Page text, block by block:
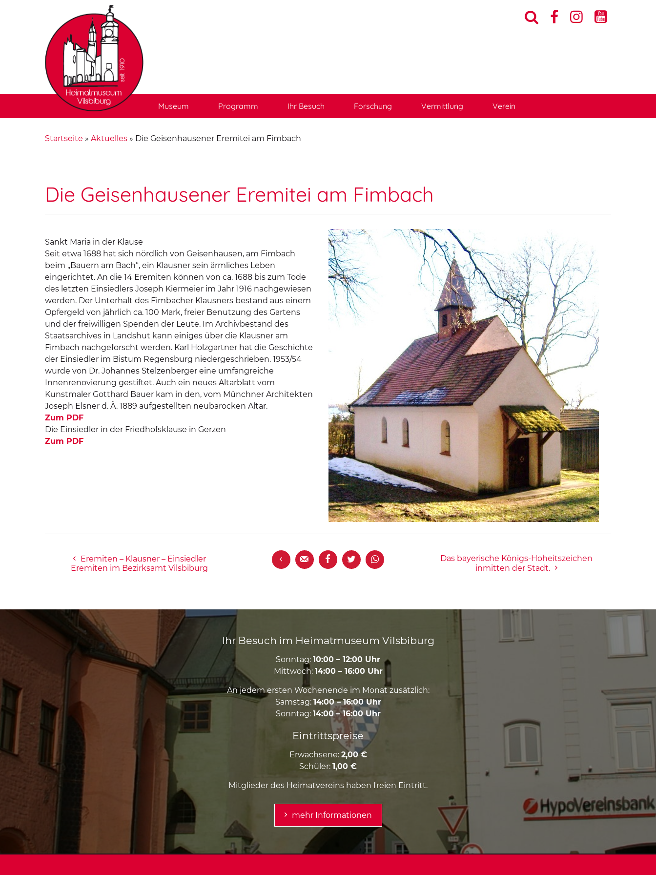
   
Museum Programm Ihr Besuch Forschung Vermittlung Verein
Startseite »Aktuelles » Die Geisenhausener Eremitei am Fimbach
Die Geisenhausener Eremitei am Fimbach
Sankt Maria in der Klause
Seit etwa 1688 hat sich nördlich von Geisenhausen, am Fimbach
beim „Bauern am Bach“, ein Klausner sein ärmliches Leben
eingerichtet. An die 14 Eremiten können von ca. 1688 bis zum Tode
des letzten Einsiedlers Joseph Kiermeier im Jahr 1916 nachgewiesen
werden. Der Unterhalt des Fimbacher Klausners bestand aus einem
Opfergeld von jährlich ca. 100 Mark, freier Benutzung des Gartens
und der freiwilligen Spenden der Leute. Im Archivbestand des
Staatsarchives in Landshut kann einiges über die Klausner am
Fimbach nachgeforscht werden. Karl Holzgartner hat die Geschichte
der Einsiedler im Bistum Regensburg niedergeschrieben. 1953/54
wurde von Dr. Johannes Stelzenberger eine umfangreiche
Innenrenovierung gestiftet. Auch ein neues Altarblatt vom
Kunstmaler Gotthard Bauer kam in den, vom Münchner Architekten
Joseph Elsner d. Ä. 1889 aufgestellten neubarocken Altar.
Zum PDF
Die Einsiedler in der Friedhofsklause in Gerzen
Zum PDF
Eremiten – Klausner – Einsiedler
Eremiten im Bezirksamt Vilsbiburg
    
Das bayerische Königs-Hoheitszeichen
inmitten der Stadt.
Ihr Besuch im Heimatmuseum Vilsbiburg
Sonntag:10:00 – 12:00 Uhr
Mittwoch: 14:00 – 16:00 Uhr
An jedem ersten Wochenende im Monat zusätzlich:
Samstag: 14:00 – 16:00 Uhr
Sonntag: 14:00 – 16:00 Uhr
Eintrittspreise
Erwachsene: 2,00 €
Schüler:1,00 €
Mitglieder des Heimatvereins haben freien Eintritt.
mehr Informationen